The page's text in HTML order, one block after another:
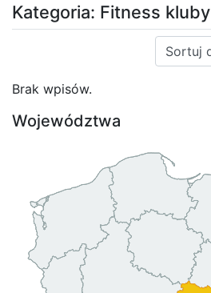
Kategoria: Fitness kluby
Sortuj:
Brak wpisów.
Województwa